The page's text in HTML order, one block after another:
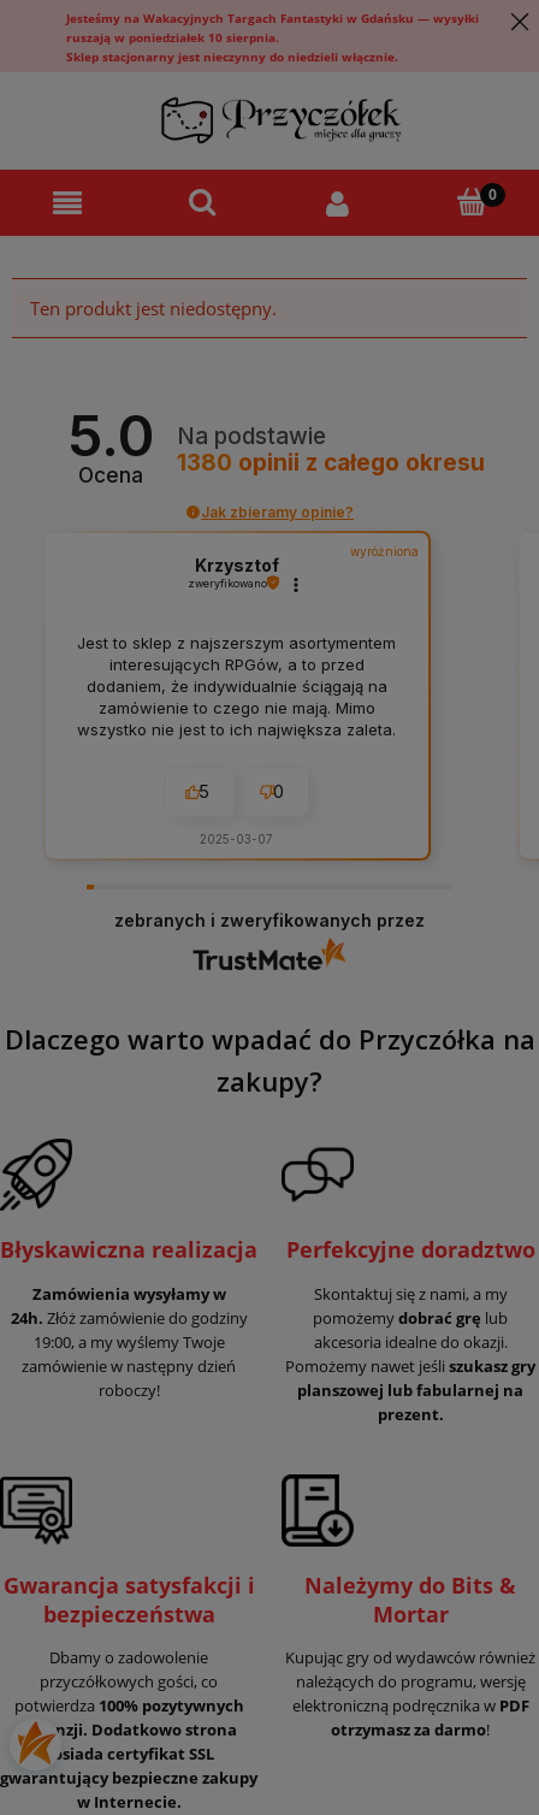
Jesteśmy na Wakacyjnych Targach Fantastyki w Gdańsku — wysyłki
ruszają w poniedziałek 10 sierpnia.
Sklep stacjonarny jest nieczynny do niedzieli włącznie.
Ten produkt jest niedostępny.
5.0
Ocena
Na podstawie
1380 opinii z całego okresu
Jak zbieramy opinie?
wyróżniona
Krzysztof
zweryfikowano
Jest to sklep z najszerszym asortymentem
interesujących RPGów, a to przed
dodaniem, że indywidualnie ściągają na
zamówienie to czego nie mają. Mimo
wszystko nie jest to ich największa zaleta.
promocjami. Największa zaletą jest
Dedykacja na zamówieniu, rozmowa z
klientami przy obsłudze zamówień także
internetowych, błyskawiczne odpowiedzi,
najlepszym sklepem. Z czystym sumieniem
poleciłbym Przyczółek każdemu. A no i
czas realizacji, wybór płatności,
eCommercie też są na najwyższym
poziomie. Widać, że w pytaniu na czym
chcesz się skupić tworząc ten sklep
właściciele odpowiedzieli „tak”.
5 0
2025-03-07
zebranych i zweryfikowanych przez
Dlaczego warto wpadać do Przyczółka na
zakupy?
Błyskawiczna realizacja
Zamówienia wysyłamy w
24h. Złóż zamówienie do godziny
19:00, a my wyślemy Twoje
zamówienie w następny dzień
roboczy!
Perfekcyjne doradztwo
Skontaktuj się z nami, a my
pomożemydobrać grę lub
akcesoria idealne do okazji.
Pomożemy nawet jeśli szukasz gry
planszowej lub fabularnej na
prezent.
Gwarancja satysfakcji i
bezpieczeństwa
Dbamy o zadowolenie
przyczółkowych gości, co
potwierdza 100% pozytywnych
recenzji. Dodatkowo strona
posiada certyfikat SSL
gwarantujący bezpieczne zakupy
w Internecie.
Należymy do Bits &
Mortar
Kupując gry od wydawców również
należących do programu, wersję
elektroniczną podręcznika w PDF
otrzymasz za darmo!